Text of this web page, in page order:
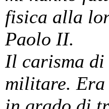
fisica alla
Paolo II.
Il carisma di
militare.